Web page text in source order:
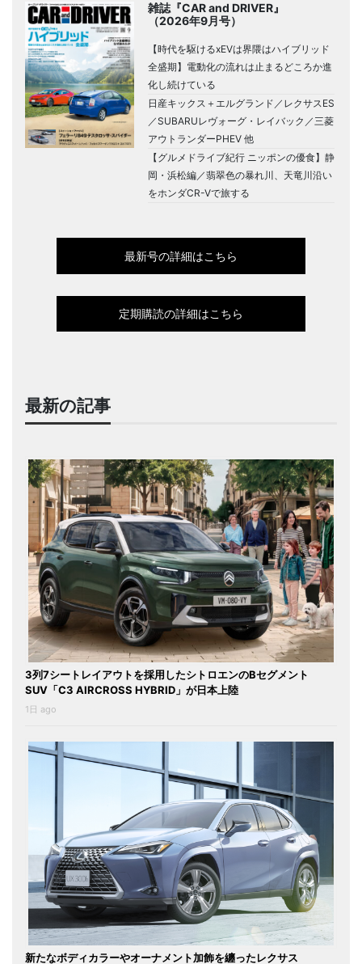
雑誌『CAR and DRIVER』
（2026年9月号）
【時代を駆けるxEVは界隈はハイブリッド
全盛期】電動化の流れは止まるどころか進
化し続けている
日産キックス＋エルグランド／レクサスES
／SUBARUレヴォーグ・レイバック／三菱
アウトランダーPHEV 他
【グルメドライブ紀行 ニッポンの優食】静
岡・浜松編／翡翠色の暴れ川、天竜川沿い
をホンダCR-Vで旅する
最新号の詳細はこちら
定期購読の詳細はこちら
最新の記事
3列7シートレイアウトを採用したシトロエンのBセグメント
SUV「C3 AIRCROSS HYBRID」が日本上陸
1日 ago
新たなボディカラーやオーナメント加飾を纏ったレクサス